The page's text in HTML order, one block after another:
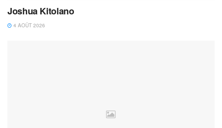
Joshua Kitolano
4 AOÛT 2026